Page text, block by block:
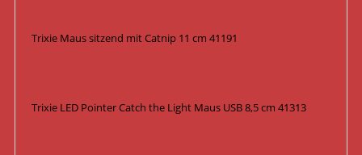
Trixie Maus sitzend mit Catnip 11 cm 41191
Trixie LED Pointer Catch the Light Maus USB 8,5 cm 41313